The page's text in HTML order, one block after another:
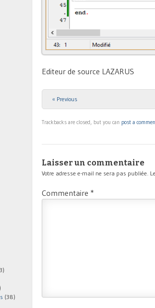
Editeur de source LAZARUS
« Previous
Trackbacks are closed, but you can post a
Laisser un commentaire
Votre adresse e-mail ne sera pas publiée.
Commentaire *
(38)